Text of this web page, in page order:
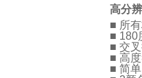
高分
■ 所
■ 180
■ 交
■ 高
■ 简